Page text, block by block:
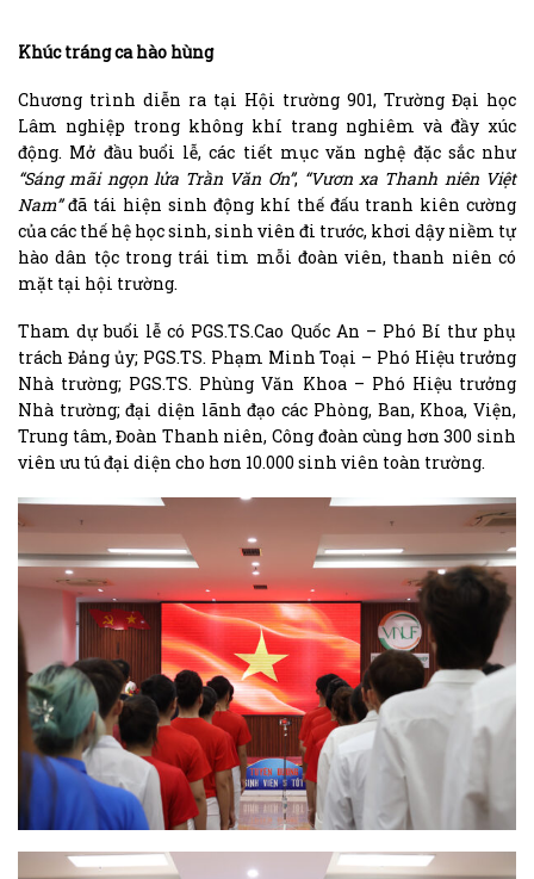
Khúc tráng ca hào hùng
Chương trình diễn ra tại Hội trường 901, Trường Đại học
Lâm nghiệp trong không khí trang nghiêm và đầy xúc
động. Mở đầu buổi lễ, các tiết mục văn nghệ đặc sắc như
“Sáng mãi ngọn lửa Trần Văn Ơn”, “Vươn xa Thanh niên Việt
Nam”đã tái hiện sinh động khí thế đấu tranh kiên cường
của các thế hệ học sinh, sinh viên đi trước, khơi dậy niềm tự
hào dân tộc trong trái tim mỗi đoàn viên, thanh niên có
mặt tại hội trường.
Tham dự buổi lễ có PGS.TS.Cao Quốc An – Phó Bí thư phụ
trách Đảng ủy; PGS.TS. Phạm Minh Toại – Phó Hiệu trưởng
Nhà trường; PGS.TS. Phùng Văn Khoa – Phó Hiệu trưởng
Nhà trường; đại diện lãnh đạo các Phòng, Ban, Khoa, Viện,
Trung tâm, Đoàn Thanh niên, Công đoàn cùng hơn 300 sinh
viên ưu tú đại diện cho hơn 10.000 sinh viên toàn trường.